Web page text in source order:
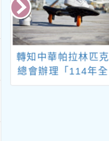
轉知中華帕拉林匹克
總會辦理「114年全